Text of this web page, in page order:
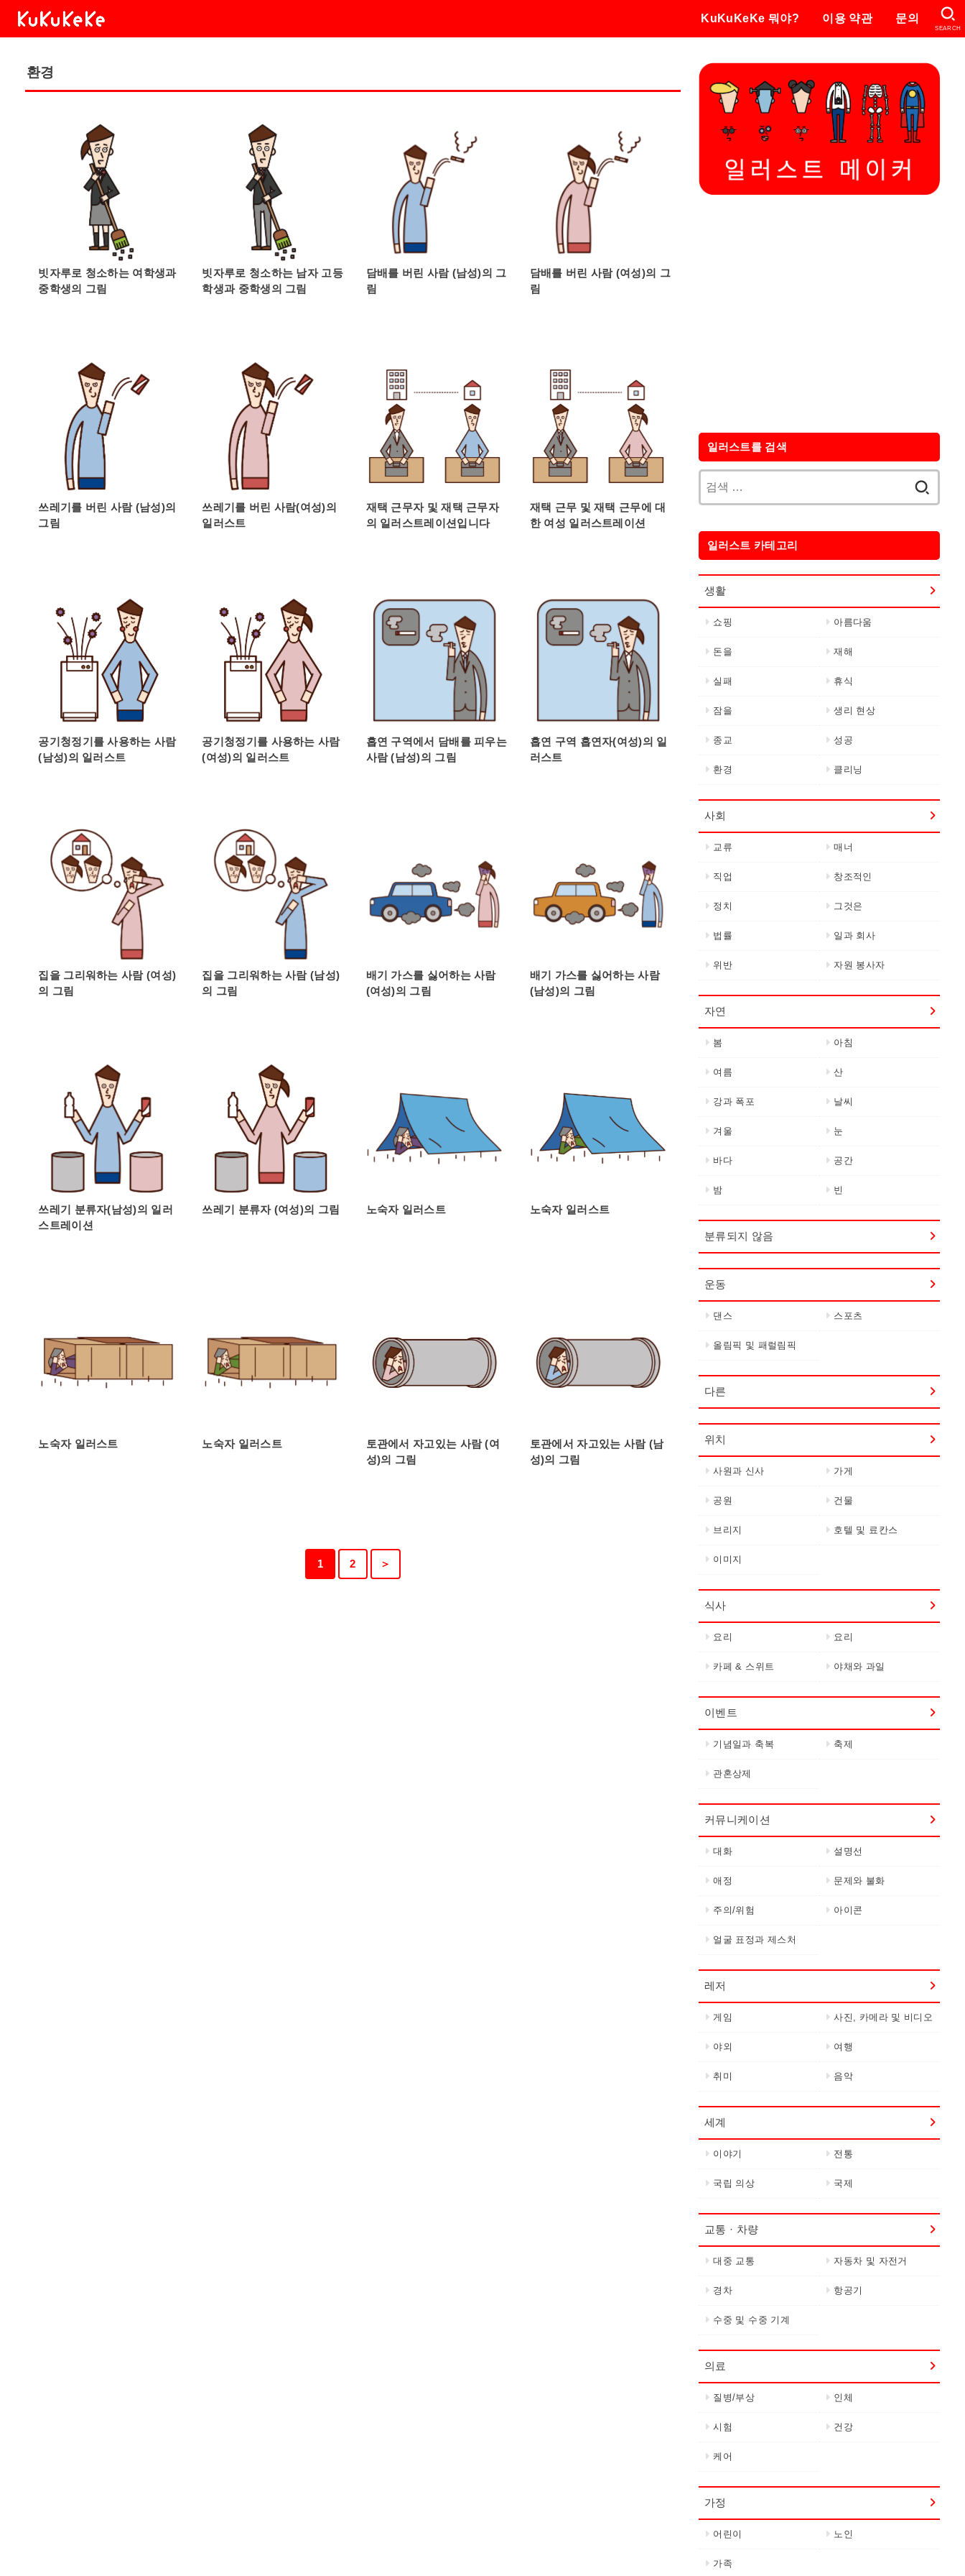
KuKuKeKe 뭐야? 이용 약관 문의
SEARCH
환경
빗자루로 청소하는 여학생과
중학생의 그림
빗자루로 청소하는 남자 고등
학생과 중학생의 그림
담배를 버린 사람 (남성)의 그
림
담배를 버린 사람 (여성)의 그
림
쓰레기를 버린 사람 (남성)의
그림
쓰레기를 버린 사람(여성)의
일러스트
재택 근무자 및 재택 근무자
의 일러스트레이션입니다
재택 근무 및 재택 근무에 대
한 여성 일러스트레이션
공기청정기를 사용하는 사람
(남성)의 일러스트
공기청정기를 사용하는 사람
(여성)의 일러스트
흡연 구역에서 담배를 피우는
사람 (남성)의 그림
흡연 구역 흡연자(여성)의 일
러스트
집을 그리워하는 사람 (여성)
의 그림
집을 그리워하는 사람 (남성)
의 그림
배기 가스를 싫어하는 사람
(여성)의 그림
배기 가스를 싫어하는 사람
(남성)의 그림
쓰레기 분류자(남성)의 일러
스트레이션
쓰레기 분류자 (여성)의 그림 노숙자 일러스트 노숙자 일러스트
노숙자 일러스트 노숙자 일러스트
토관에서 자고있는 사람 (여
성)의 그림
토관에서 자고있는 사람 (남
성)의 그림
1 2 ＞
일러스트를 검색
일러스트 카테고리
생활
쇼핑 아름다움
돈을 재해
실패 휴식
잠을 생리 현상
종교 성공
환경 클리닝
사회
교류 매너
직업 창조적인
정치 그것은
법률 일과 회사
위반 자원 봉사자
자연
봄 아침
여름 산
강과 폭포 날씨
겨울 눈
바다 공간
밤 빈
분류되지 않음
운동
댄스 스포츠
올림픽 및 패럴림픽
다른
위치
사원과 신사 가게
공원 건물
브리지 호텔 및 료칸스
이미지
식사
요리 요리
카페 & 스위트 야채와 과일
이벤트
기념일과 축복 축제
관혼상제
커뮤니케이션
대화 설명선
애정 문제와 불화
주의/위험 아이콘
얼굴 표정과 제스처
레저
게임 사진, 카메라 및 비디오
야외 여행
취미 음악
세계
이야기 전통
국립 의상 국제
교통 · 차량
대중 교통 자동차 및 자전거
경차 항공기
수중 및 수중 기계
의료
질병/부상 인체
시험 건강
케어
가정
어린이 노인
가족